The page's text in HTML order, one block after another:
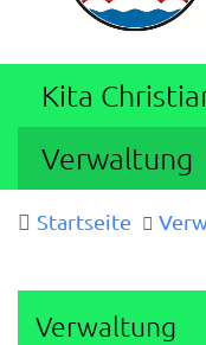
Kita
Verwaltung
Startseite
Verwaltung